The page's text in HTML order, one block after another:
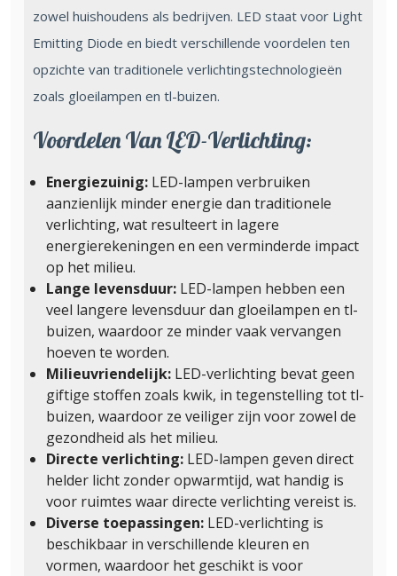
zowel huishoudens als bedrijven. LED staat voor Light
Emitting Diode en biedt verschillende voordelen ten
opzichte van traditionele verlichtingstechnologieën
zoals gloeilampen en tl-buizen.
Voordelen Van LED-Verlichting:
Energiezuinig: LED-lampen verbruiken
aanzienlijk minder energie dan traditionele
verlichting, wat resulteert in lagere
energierekeningen en een verminderde impact
op het milieu.
Lange levensduur: LED-lampen hebben een
veel langere levensduur dan gloeilampen en tl-
buizen, waardoor ze minder vaak vervangen
hoeven te worden.
Milieuvriendelijk: LED-verlichting bevat geen
giftige stoffen zoals kwik, in tegenstelling tot tl-
buizen, waardoor ze veiliger zijn voor zowel de
gezondheid als het milieu.
Directe verlichting: LED-lampen geven direct
helder licht zonder opwarmtijd, wat handig is
voor ruimtes waar directe verlichting vereist is.
Diverse toepassingen: LED-verlichting is
beschikbaar in verschillende kleuren en
vormen, waardoor het geschikt is voor